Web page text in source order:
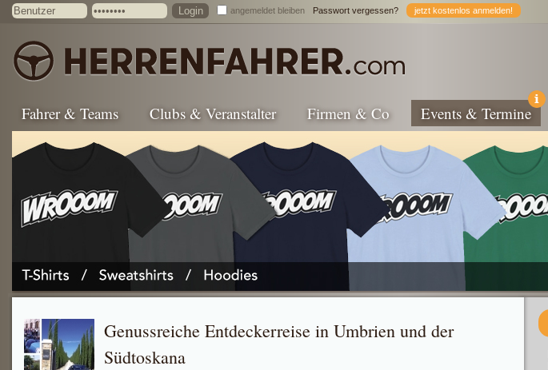
angemeldet bleiben Passwort vergessen? jetzt kostenlos anmelden!
Fahrer & Teams Clubs & Veranstalter Firmen & Co Events & Termine
Genussreiche Entdeckerreise in Umbrien und der
Südtoskana